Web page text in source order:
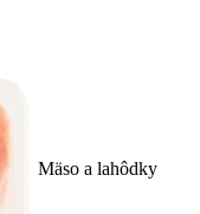
Mäso a lahôdky